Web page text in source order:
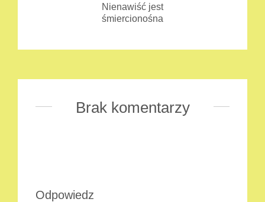
Nienawiść jest
śmiercionośna
Brak komentarzy
Odpowiedz